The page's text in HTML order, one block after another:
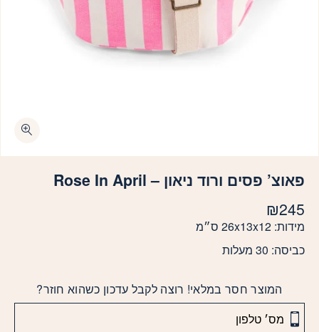
פאוצ’ פסים ורוד ניאון – Rose In April
₪245
מידות: 26x13x12 ס״מ
כביסה: 30 מעלות
המוצר חסר במלאי! רוצה לקבל עדכון כשהוא חוזר?